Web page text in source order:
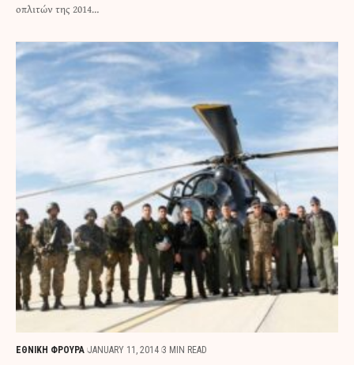
οπλιτών της 2014…
ΕΘΝΙΚΗ ΦΡΟΥΡΑ JANUARY 11, 2014 3 MIN READ